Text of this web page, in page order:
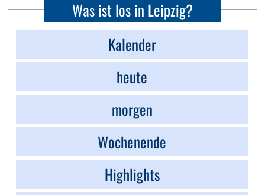
Was ist los in Leipzig?
Kalender
heute
morgen
Wochenende
Highlights